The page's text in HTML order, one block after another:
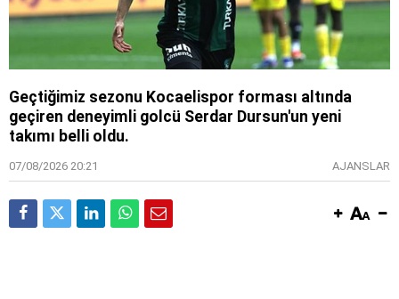
Geçtiğimiz sezonu Kocaelispor forması altında
geçiren deneyimli golcü Serdar Dursun'un yeni
takımı belli oldu.
07/08/2026 20:21 AJANSLAR